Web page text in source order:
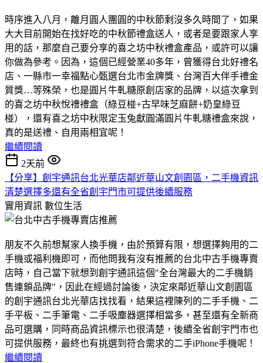
時序進入八月，離月圓人團圓的中秋節剩沒多久時間了，如果
大大目前開始在找好吃的中秋節禮盒送人，或者是要跟家人享
用的話，那麼自己要分享的喜之坊中秋禮盒產品，或許可以讓
你做為參考。因為，這個已經營業40多年，曾獲得台北好禮名
店、一縣市一幸福點心甄選台北市金牌獎、台灣百大伴手禮金
質獎…等殊榮，也是圓片牛軋糖原創店家的品牌，以這次拿到
的喜之坊中秋悅禮禮盒（綠豆椪+古早味芝麻餅+奶皇綠豆
椪），還有喜之坊中秋限定玉兔獻圓滿圓片牛軋糖禮盒來說，
真的是送禮、自用兩相宜呢！
繼續閱讀
2天前
【分享】創宇通訊台北光華店鄰近華山文創園區，二手機資訊
清楚選擇多還有全省創宇門市可提供後續服務
實用資訊 數位生活
朋友不久前想幫家人換手機，由於預算有限，想選擇夠用的二
手機或福利機即可，而他問我有沒有推薦的台北中古手機專賣
店時，自己當下就想到創宇通訊這個"全台灣最大的二手機銷
售連鎖品牌"，因此在經過討論後，決定來鄰近華山文創園區
的創宇通訊台北光華店找找看，結果這裡陳列的二手手機、二
手平板、二手筆電、二手吸塵器選擇相當多，甚至還有全新商
品可選購，同時商品資訊標示也很清楚，後續全省創宇門市也
可提供服務，最終也有挑選到符合需求的二手iPhone手機呢！
繼續閱讀